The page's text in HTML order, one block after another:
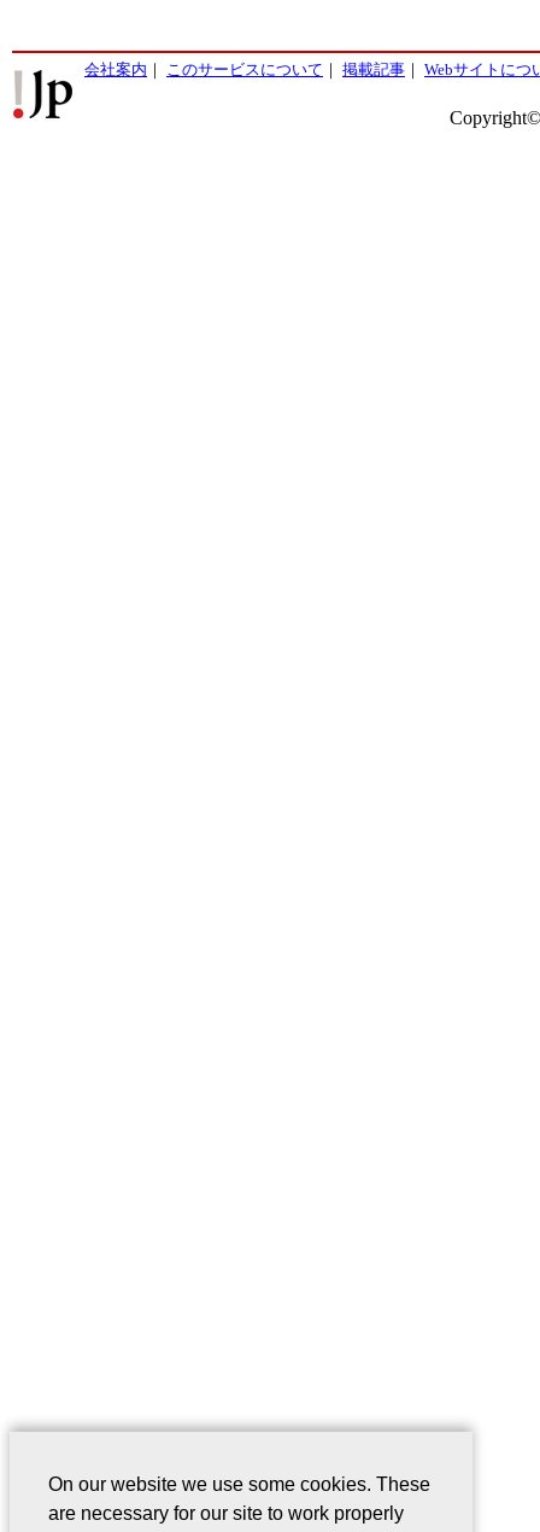
会社案内 ｜ このサービスについて ｜ 掲載記事 ｜ Webサイトにつ
On our website we use some cookies. These
are necessary for our site to work properly